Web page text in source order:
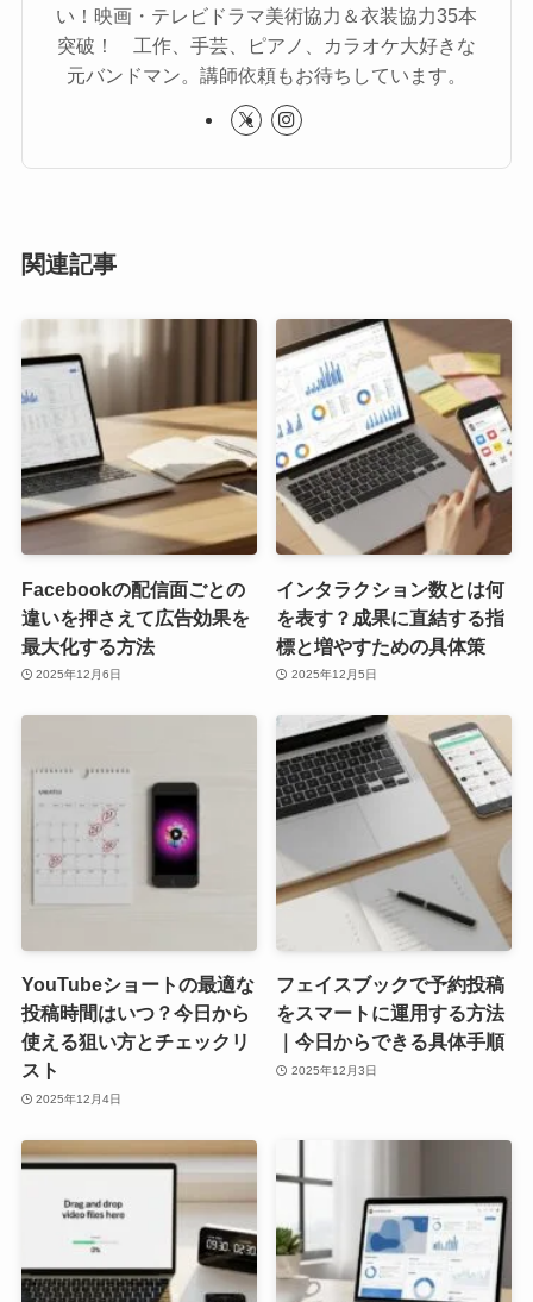
い！映画・テレビドラマ美術協力＆衣装協力35本
突破！ 工作、手芸、ピアノ、カラオケ大好きな
元バンドマン。講師依頼もお待ちしています。
関連記事
Facebookの配信面ごとの
違いを押さえて広告効果を
最大化する方法
2025年12月6日
インタラクション数とは何
を表す？成果に直結する指
標と増やすための具体策
2025年12月5日
YouTubeショートの最適な
投稿時間はいつ？今日から
使える狙い方とチェックリ
スト
2025年12月4日
フェイスブックで予約投稿
をスマートに運用する方法
｜今日からできる具体手順
2025年12月3日